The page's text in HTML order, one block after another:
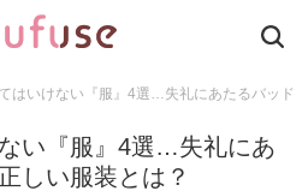
はいけない『服』4選…失礼にあたるバッド
い『服』4選…失礼にあ
しい服装とは？